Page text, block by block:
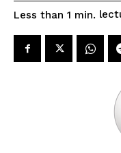
Less than 1 min.